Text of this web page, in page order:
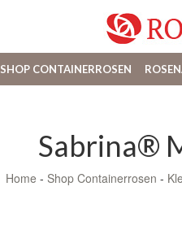
SHOP CONTAINERROSEN
Sabrina®
Home - Shop Containerrosen -